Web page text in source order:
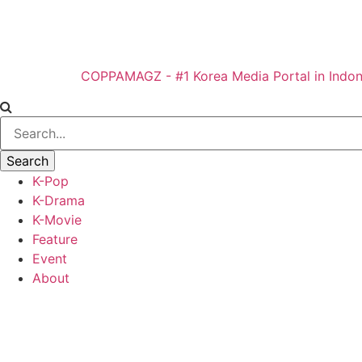
COPPAMAGZ - #1 Korea Media Portal in
K-Pop
K-Drama
K-Movie
Feature
Event
About